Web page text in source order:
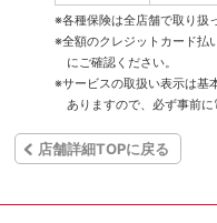
※各種保険は全店舗で取り扱
※全額のクレジットカード払
にご確認ください。
※サービスの取扱い表示は基
ありますので、必ず事前に
店舗詳細TOPに戻る